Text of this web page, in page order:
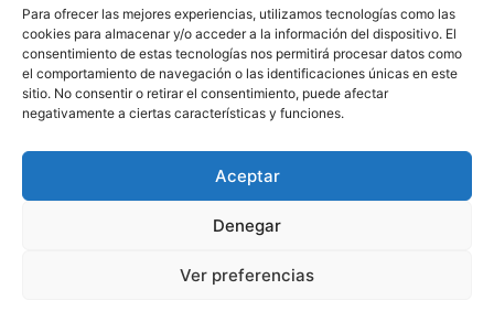
Para ofrecer las mejores experiencias, utilizamos tecnologías como las
cookies para almacenar y/o acceder a la información del dispositivo. El
consentimiento de estas tecnologías nos permitirá procesar datos como
el comportamiento de navegación o las identificaciones únicas en este
sitio. No consentir o retirar el consentimiento, puede afectar
negativamente a ciertas características y funciones.
Aceptar
Denegar
Ver preferencias